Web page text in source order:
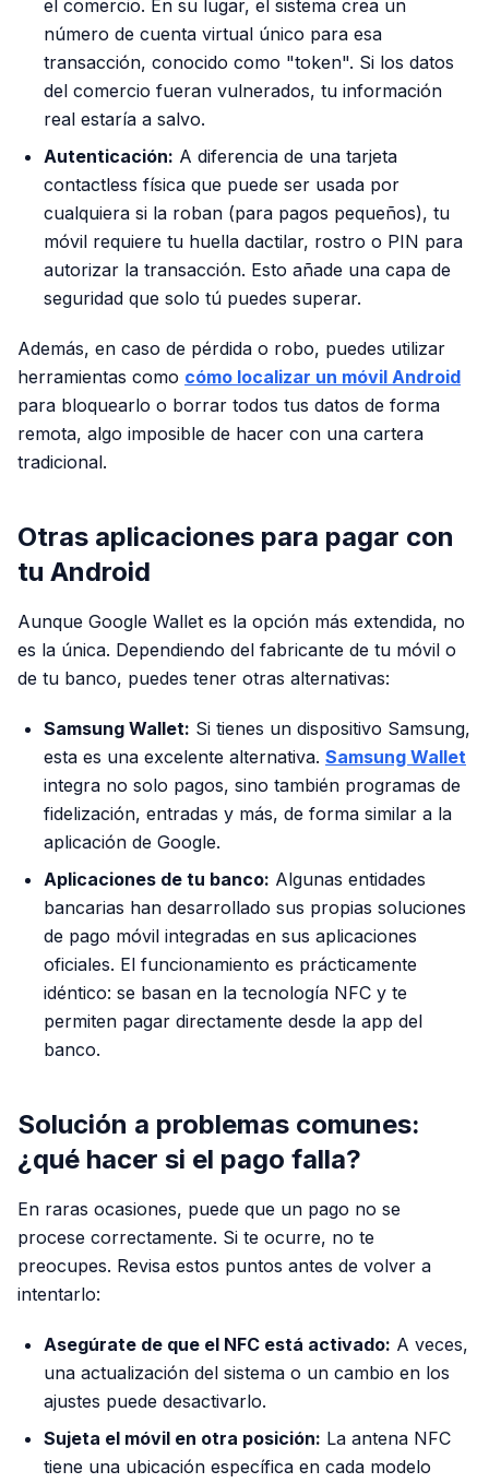
el comercio. En su lugar, el sistema crea un
número de cuenta virtual único para esa
transacción, conocido como "token". Si los datos
del comercio fueran vulnerados, tu información
real estaría a salvo.
Autenticación: A diferencia de una tarjeta
contactless física que puede ser usada por
cualquiera si la roban (para pagos pequeños), tu
móvil requiere tu huella dactilar, rostro o PIN para
autorizar la transacción. Esto añade una capa de
seguridad que solo tú puedes superar.
Además, en caso de pérdida o robo, puedes utilizar
herramientas como cómo localizar un móvil Android
para bloquearlo o borrar todos tus datos de forma
remota, algo imposible de hacer con una cartera
tradicional.
Otras aplicaciones para pagar con
tu Android
Aunque Google Wallet es la opción más extendida, no
es la única. Dependiendo del fabricante de tu móvil o
de tu banco, puedes tener otras alternativas:
Samsung Wallet: Si tienes un dispositivo Samsung,
esta es una excelente alternativa. Samsung Wallet
integra no solo pagos, sino también programas de
fidelización, entradas y más, de forma similar a la
aplicación de Google.
Aplicaciones de tu banco: Algunas entidades
bancarias han desarrollado sus propias soluciones
de pago móvil integradas en sus aplicaciones
oficiales. El funcionamiento es prácticamente
idéntico: se basan en la tecnología NFC y te
permiten pagar directamente desde la app del
banco.
Solución a problemas comunes:
¿qué hacer si el pago falla?
En raras ocasiones, puede que un pago no se
procese correctamente. Si te ocurre, no te
preocupes. Revisa estos puntos antes de volver a
intentarlo:
Asegúrate de que el NFC está activado: A veces,
una actualización del sistema o un cambio en los
ajustes puede desactivarlo.
Sujeta el móvil en otra posición: La antena NFC
tiene una ubicación específica en cada modelo